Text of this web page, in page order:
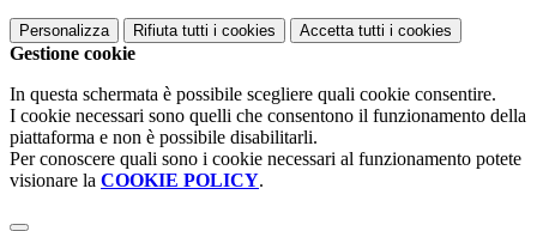
Personalizza Rifiuta tutti i cookies Accetta tutti i cookies
Gestione cookie
In questa schermata è possibile scegliere quali cookie consentire.
I cookie necessari sono quelli che consentono il funzionamento della
piattaforma e non è possibile disabilitarli.
Per conoscere quali sono i cookie necessari al funzionamento potete
visionare la COOKIE POLICY.